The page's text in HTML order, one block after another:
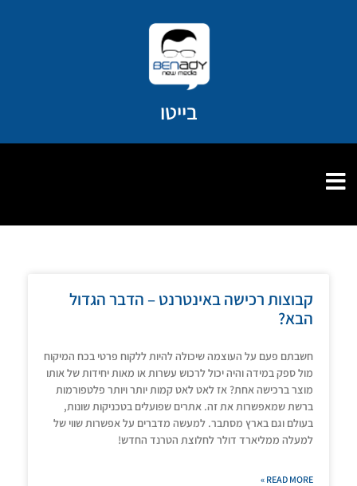
בייטו
קבוצות רכישה באינטרנט – הדבר הגדול
הבא?
חשבתם פעם על העוצמה שיכולה להיות ללקוח פרטי בכח המיקוח
מול ספק במידה והיה יכול לרכוש עשרות או מאות יחידות של אותו
מוצר ברכישה אחת? אז לאט לאט קמות יותר ויותר פלטפורמות
ברשת שמאפשרות את זה. אתרים שפועלים בטכניקות שונות,
בעולם וגם בארץ מסתבר. למעשה מדברים על אפשרות שווי של
למעלה ממליארד דולר לחלוצת הטרנד החדש!
READ MORE »